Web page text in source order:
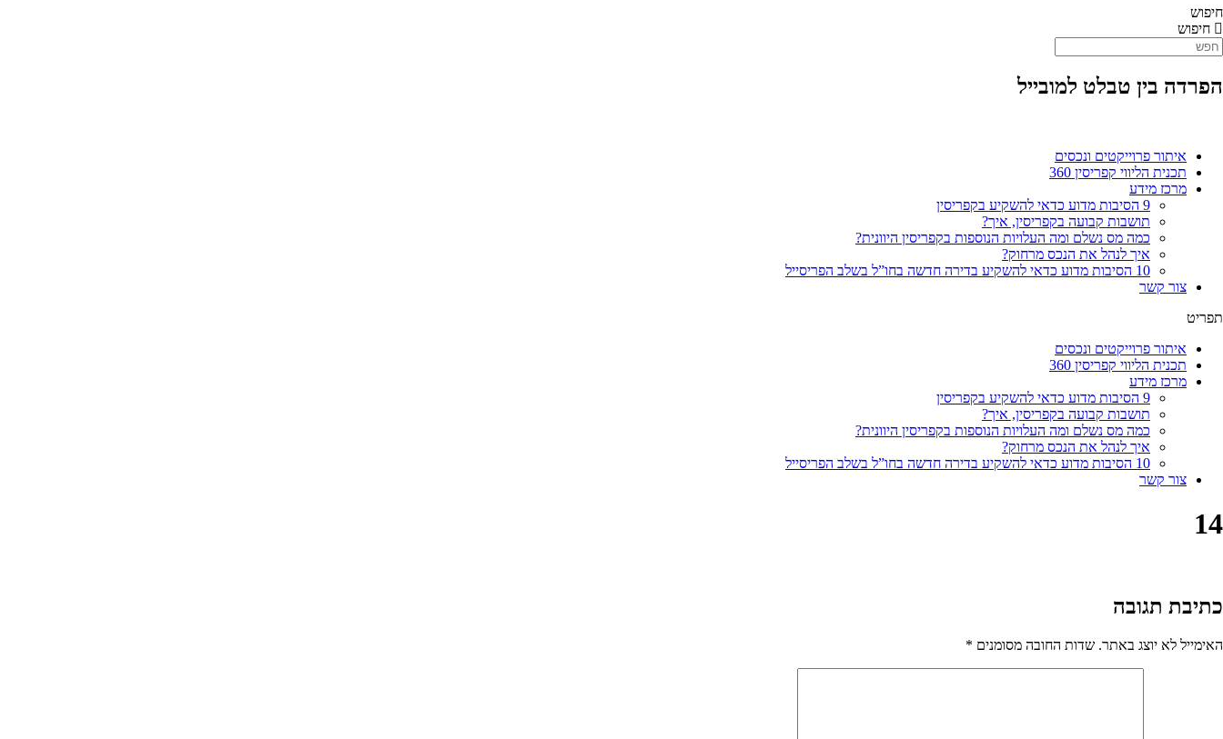
חיפוש
חיפוש
הפרדה בין טבלט למובייל
איתור פרוייקטים ונכסים
תכנית הליווי קפריסין 360
מרכז מידע
9 הסיבות מדוע כדאי להשקיע בקפריסין
תושבות קבועה בקפריסין, איך?
כמה מס נשלם ומה העלויות הנוספות בקפריסין היוונית?
איך לנהל את הנכס מרחוק?
10 הסיבות מדוע כדאי להשקיע בדירה חדשה בחו”ל בשלב הפריסייל
צור קשר
תפריט
איתור פרוייקטים ונכסים
תכנית הליווי קפריסין 360
מרכז מידע
9 הסיבות מדוע כדאי להשקיע בקפריסין
תושבות קבועה בקפריסין, איך?
כמה מס נשלם ומה העלויות הנוספות בקפריסין היוונית?
איך לנהל את הנכס מרחוק?
10 הסיבות מדוע כדאי להשקיע בדירה חדשה בחו”ל בשלב הפריסייל
צור קשר
14
כתיבת תגובה
האימייל לא יוצג באתר. שדות החובה מסומנים *